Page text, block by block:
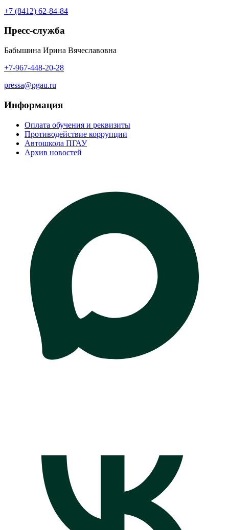
+7 (8412) 62-84-84
Пресс-служба
Бабышина Ирина Вячеславовна
+7-967-448-20-28
pressa@pgau.ru
Информация
Оплата обучения и реквизиты
Противодействие коррупции
Автошкола ПГАУ
Архив новостей